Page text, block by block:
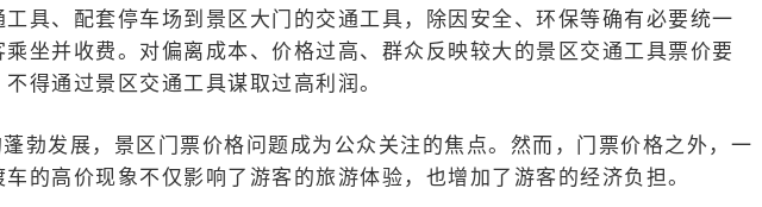
具、配套停车场到景区大门的交通工具，除因安全、环保等确有必要统一
坐并收费。对偏离成本、价格过高、群众反映较大的景区交通工具票价要
得通过景区交通工具谋取过高利润。
勃发展，景区门票价格问题成为公众关注的焦点。然而，门票价格之外，一
的高价现象不仅影响了游客的旅游体验，也增加了游客的经济负担。